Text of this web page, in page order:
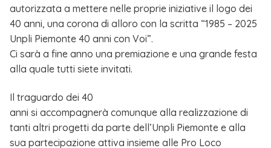
autorizzata a mettere nelle proprie iniziative il logo dei
40 anni, una corona di alloro con la scritta “1985 – 2025
Unpli Piemonte 40 anni con Voi”.
Ci sarà a fine anno una premiazione e una grande festa
alla quale tutti siete invitati.
Il traguardo dei 40
anni si accompagnerà comunque alla realizzazione di
tanti altri progetti da parte dell’Unpli Piemonte e alla
sua partecipazione attiva insieme alle Pro Loco